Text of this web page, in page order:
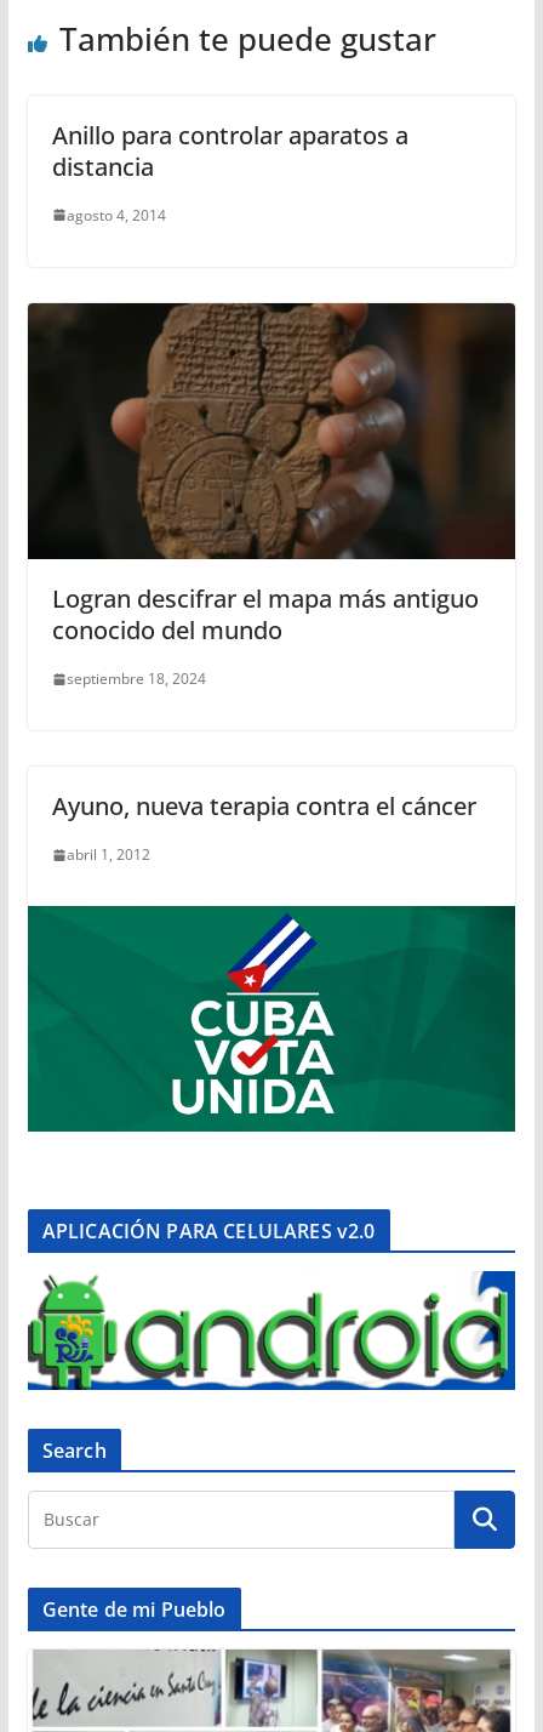
También te puede gustar
Anillo para controlar aparatos a
distancia
agosto 4, 2014
Logran descifrar el mapa más antiguo
conocido del mundo
septiembre 18, 2024
Ayuno, nueva terapia contra el cáncer
abril 1, 2012
APLICACIÓN PARA CELULARES v2.0
Search
Gente de mi Pueblo